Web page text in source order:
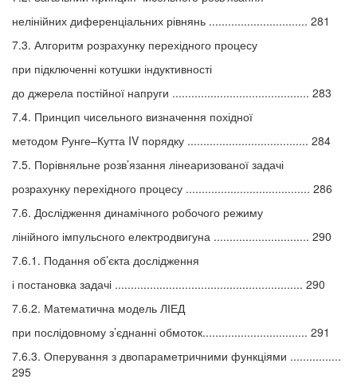
нелінійних диференціальних рівнянь ............................... 281
7.3. Алгоритм розрахунку перехідного процесу
при підключенні котушки індуктивності
до джерела постійної напруги ........................................... 283
7.4. Принцип чисельного визначення похідної
методом Рунге–Кутта IV порядку ...................................... 284
7.5. Порівняльне розв’язання лінеаризованої задачі
розрахунку перехідного процесу ....................................... 286
7.6. Дослідження динамічного робочого режиму
лінійного імпульсного електродвигуна .............................. 290
7.6.1. Подання об’єкта дослідження
і постановка задачі ........................................................... 290
7.6.2. Математична модель ЛІЕД
при послідовному з’єднанні обмоток................................. 291
7.6.3. Оперування з двопараметричними функціями ................
295